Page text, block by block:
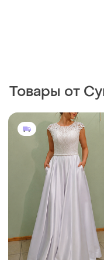
Товары от